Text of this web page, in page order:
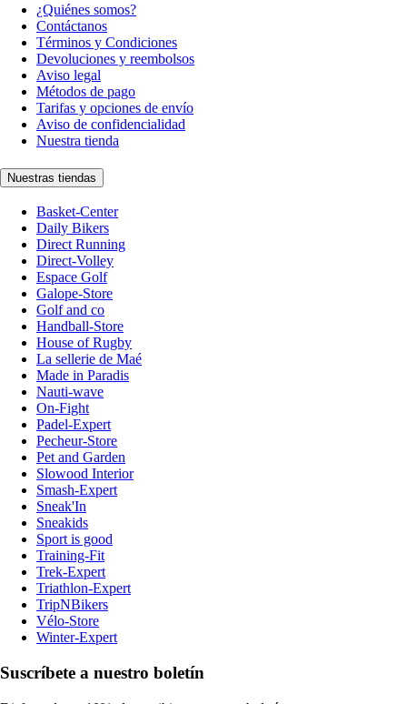
¿Quiénes somos?
Contáctanos
Términos y Condiciones
Devoluciones y reembolsos
Aviso legal
Métodos de pago
Tarifas y opciones de envío
Aviso de confidencialidad
Nuestra tienda
Nuestras tiendas
Basket-Center
Daily Bikers
Direct Running
Direct-Volley
Espace Golf
Galope-Store
Golf and co
Handball-Store
House of Rugby
La sellerie de Maé
Made in Paradis
Nauti-wave
On-Fight
Padel-Expert
Pecheur-Store
Pet and Garden
Slowood Interior
Smash-Expert
Sneak'In
Sneakids
Sport is good
Training-Fit
Trek-Expert
Triathlon-Expert
TripNBikers
Vélo-Store
Winter-Expert
Suscríbete a nuestro boletín